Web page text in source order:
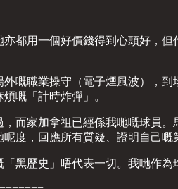
都用一個好價錢得到心頭好，
嘅職業操守（電子煙風波），
嘅「計時炸彈」。
而家加拿祖已經係我哋嘅球員
度，回應所有質疑、證明自己嘅
黑歷史」唔代表一切。我哋作